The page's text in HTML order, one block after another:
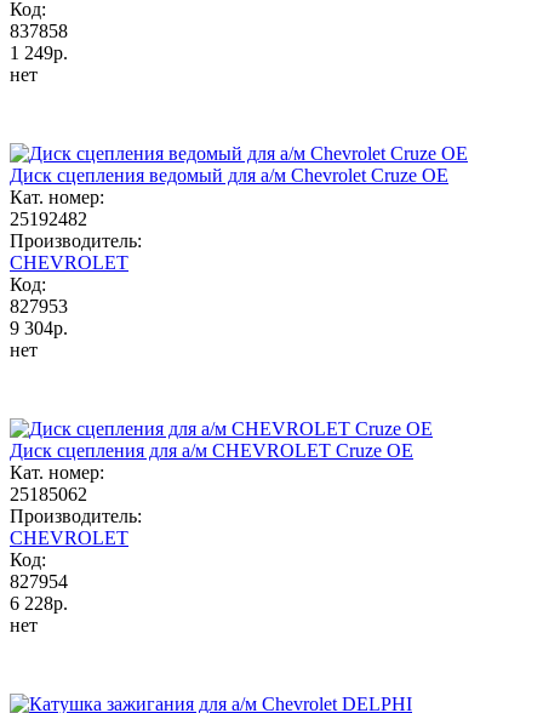
Код:
837858
1 249р.
нет
Диск сцепления ведомый для а/м Chevrolet Cruze OE
Кат. номер:
25192482
Производитель:
CHEVROLET
Код:
827953
9 304р.
нет
Диск сцепления для а/м CHEVROLET Cruze OE
Кат. номер:
25185062
Производитель:
CHEVROLET
Код:
827954
6 228р.
нет